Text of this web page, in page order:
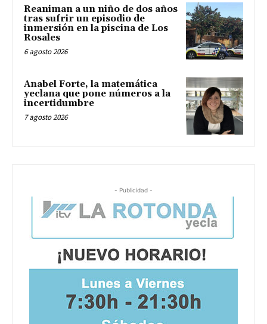
Reaniman a un niño de dos años
tras sufrir un episodio de
inmersión en la piscina de Los
Rosales
6 agosto 2026
Anabel Forte, la matemática
yeclana que pone números a la
incertidumbre
7 agosto 2026
- Publicidad -